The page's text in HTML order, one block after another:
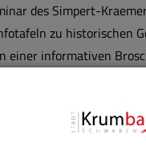
des Simpert-
zu historischen
einer informativen